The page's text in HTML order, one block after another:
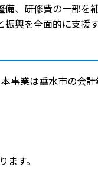
、研修費の一部
興を全面的に支援
業は垂水市の会
す。